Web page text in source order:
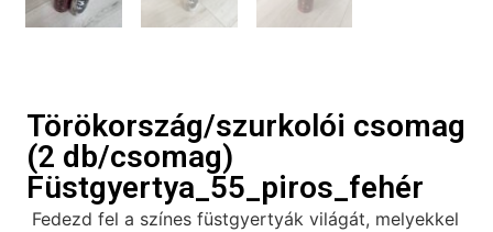
Törökország/szurkolói csomag
(2 db/csomag)
Füstgyertya_55_piros_fehér
Fedezd fel a színes füstgyertyák világát, melyekkel